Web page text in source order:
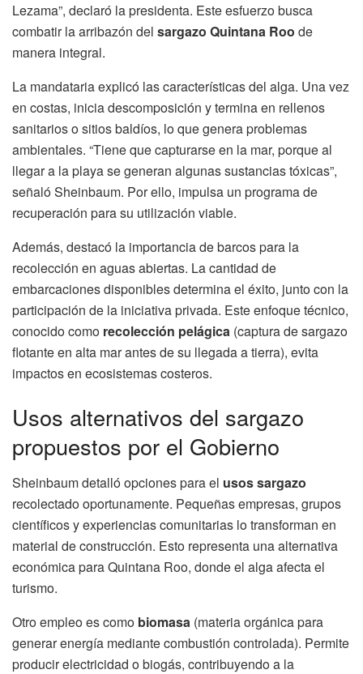
Lezama”, declaró la presidenta. Este esfuerzo busca
combatir la arribazón del sargazo Quintana Roo de
manera integral.
La mandataria explicó las características del alga. Una vez
en costas, inicia descomposición y termina en rellenos
sanitarios o sitios baldíos, lo que genera problemas
ambientales. “Tiene que capturarse en la mar, porque al
llegar a la playa se generan algunas sustancias tóxicas”,
señaló Sheinbaum. Por ello, impulsa un programa de
recuperación para su utilización viable.
Además, destacó la importancia de barcos para la
recolección en aguas abiertas. La cantidad de
embarcaciones disponibles determina el éxito, junto con la
participación de la iniciativa privada. Este enfoque técnico,
conocido como recolección pelágica (captura de sargazo
flotante en alta mar antes de su llegada a tierra), evita
impactos en ecosistemas costeros.
Usos alternativos del sargazo
propuestos por el Gobierno
Sheinbaum detalló opciones para el usos sargazo
recolectado oportunamente. Pequeñas empresas, grupos
científicos y experiencias comunitarias lo transforman en
material de construcción. Esto representa una alternativa
económica para Quintana Roo, donde el alga afecta el
turismo.
Otro empleo es como biomasa (materia orgánica para
generar energía mediante combustión controlada). Permite
producir electricidad o biogás, contribuyendo a la